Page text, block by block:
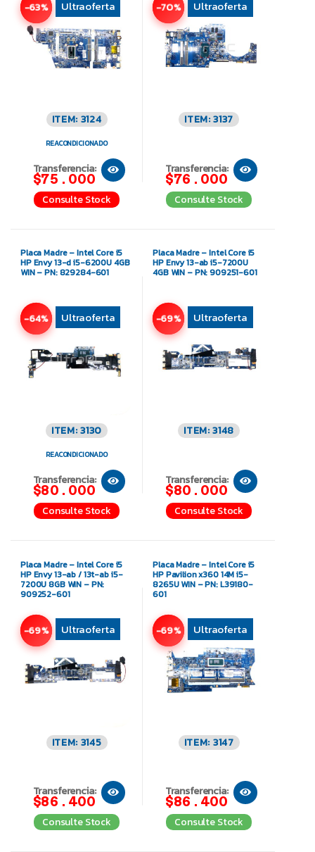
-63% Ultraoferta
ITEM: 3124
REACONDICIONADO
Transferencia:
$75.000
Consulte Stock
-70% Ultraoferta
ITEM: 3137
Transferencia:
$76.000
Consulte Stock
Placa Madre – Intel Core i5
HP Envy 13-d i5-6200U 4GB
WIN – PN: 829284-601
-64% Ultraoferta
ITEM: 3130
REACONDICIONADO
Transferencia:
$80.000
Consulte Stock
Placa Madre – Intel Core i5
HP Envy 13-ab i5-7200U
4GB WIN – PN: 909251-601
-69% Ultraoferta
ITEM: 3148
Transferencia:
$80.000
Consulte Stock
Placa Madre – Intel Core i5
HP Envy 13-ab / 13t-ab i5-
7200U 8GB WIN – PN:
909252-601
-69% Ultraoferta
ITEM: 3145
Transferencia:
$86.400
Consulte Stock
Placa Madre – Intel Core i5
HP Pavilion x360 14M i5-
8265U WIN – PN: L39180-
601
-69% Ultraoferta
ITEM: 3147
Transferencia:
$86.400
Consulte Stock